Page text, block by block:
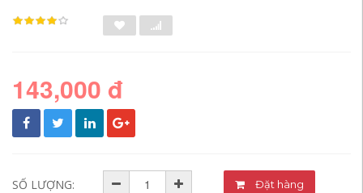
143,000 đ
SỐ LƯỢNG: Đặt hàng